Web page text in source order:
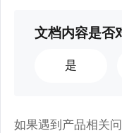
文档内容是否
是
如果遇到产品相关